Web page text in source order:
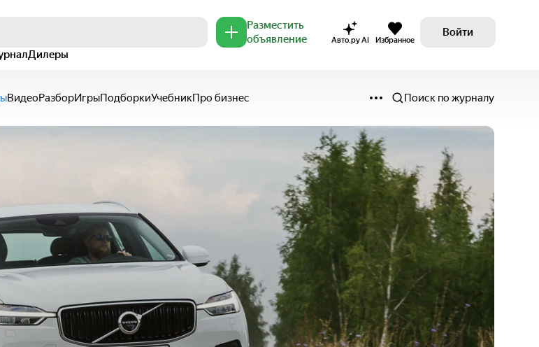
Разместить
объявление
Авто.ру AI Избранное
Войти
Дилеры
ВидеоРазборИгрыПодборкиУчебникПро бизнес Поиск по журналу